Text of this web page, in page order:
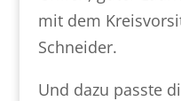
mit dem
Schneider.
Und dazu passte